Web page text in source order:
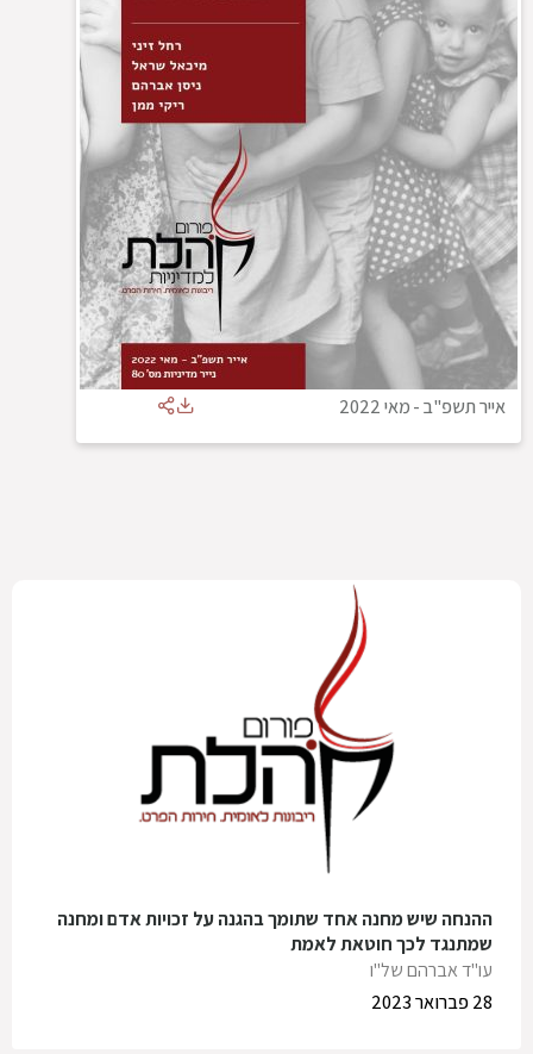
אייר תשפ"ב-מאי 2022
ההנחה שיש מחנה אחד שתומך בהגנה על זכויות אדם ומחנה
שמתנגד לכך חוטאת לאמת
עו"ד אברהם של"ו
28 פברואר 2023